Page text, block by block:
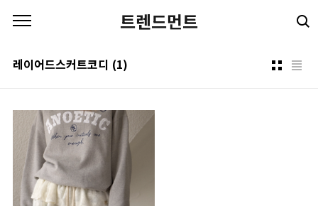
트렌드먼트
레이어드스커트코디 (1)